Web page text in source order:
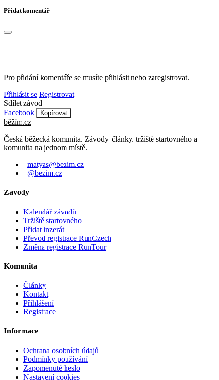
Přidat komentář
Pro přidání komentáře se musíte přihlásit nebo zaregistrovat.
Přihlásit se Registrovat
Sdílet závod
Facebook
Kopírovat
běžím.cz
Česká běžecká komunita. Závody, články, tržiště startovného a
komunita na jednom místě.
matyas@bezim.cz
@bezim.cz
Závody
Kalendář závodů
Tržiště startovného
Přidat inzerát
Převod registrace RunCzech
Změna registrace RunTour
Komunita
Články
Kontakt
Přihlášení
Registrace
Informace
Ochrana osobních údajů
Podmínky používání
Zapomenuté heslo
Nastavení cookies